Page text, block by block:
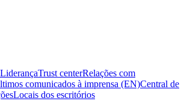
LiderançaTrust centerRelações com
comunicados à imprensa (EN)Central de
Locais dos escritórios